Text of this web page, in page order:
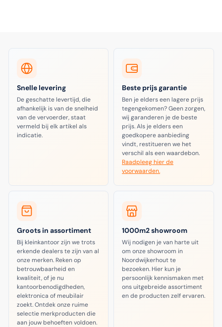
Snelle levering
De geschatte levertijd, die
afhankelijk is van de snelheid
van de vervoerder, staat
vermeld bij elk artikel als
indicatie.
Beste prijs garantie
Ben je elders een lagere prijs
tegengekomen? Geen zorgen,
wij garanderen je de beste
prijs. Als je elders een
goedkopere aanbieding
vindt, restitueren we het
verschil als een waardebon.
Raadpleeg hier de
voorwaarden.
Groots in assortiment
Bij kleinkantoor zijn we trots
erkende dealers te zijn van al
onze merken. Reken op
betrouwbaarheid en
kwaliteit, of je nu
kantoorbenodigdheden,
elektronica of meubilair
zoekt. Ontdek onze ruime
selectie merkproducten die
aan jouw behoeften voldoen.
1000m2 showroom
Wij nodigen je van harte uit
om onze showroom in
Noordwijkerhout te
bezoeken. Hier kun je
persoonlijk kennismaken met
ons uitgebreide assortiment
en de producten zelf ervaren.